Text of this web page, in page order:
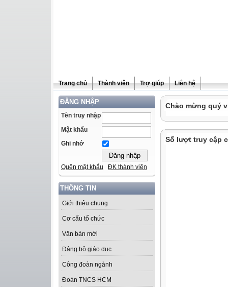
Trang chủ Thành viên Trợ giúp Liên hệ
ĐĂNG NHẬP
Tên truy nhập
Mật khẩu
Ghi nhớ
Quên mật khẩu ĐK thành viên
THÔNG TIN
Giới thiệu chung
Cơ cấu tổ chức
Văn bản mới
Đảng bộ giáo dục
Công đoàn ngành
Đoàn TNCS HCM
Chào mừng quý
Số lượt truy cập